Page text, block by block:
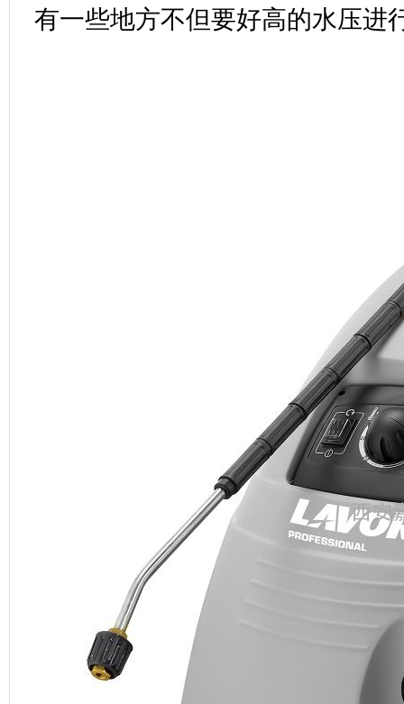
有一些地方不但要好高的水压进